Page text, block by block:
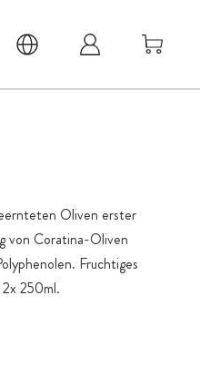
Oliven erster
von Coratina-Oliven
Fruchtiges
250ml.